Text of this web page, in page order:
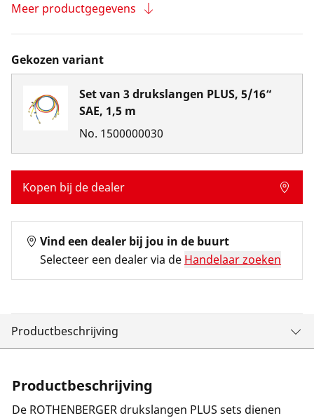
Meer productgegevens
Gekozen variant
Set van 3 drukslangen PLUS, 5/16“
SAE, 1,5 m
No. 1500000030
Kopen bij de dealer
Vind een dealer bij jou in de buurt
Selecteer een dealer via de Handelaar zoeken
Productbeschrijving
Productbeschrijving
De ROTHENBERGER drukslangen PLUS sets dienen